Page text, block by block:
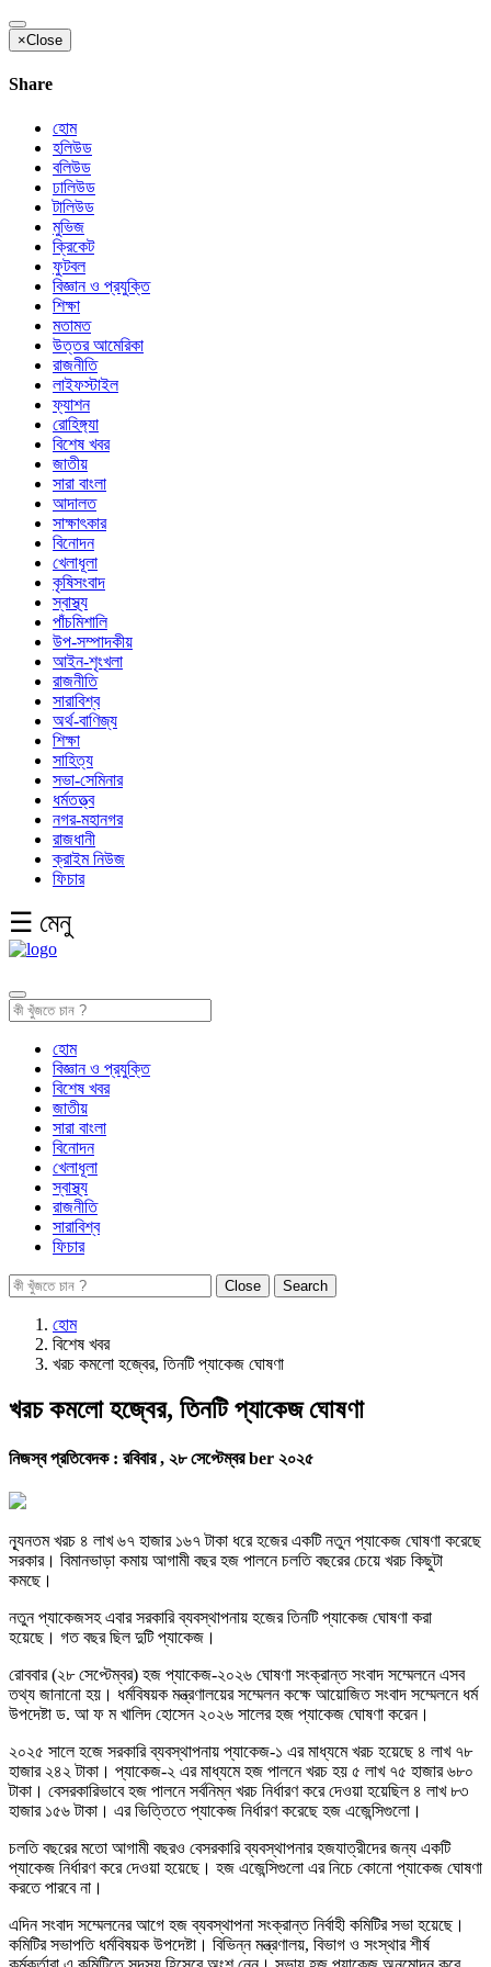
×Close
Share
হোম
হলিউড
বলিউড
ঢালিউড
টালিউড
মুভিজ
ক্রিকেট
ফুটবল
বিজ্ঞান ও প্রযুক্তি
শিক্ষা
মতামত
উত্তর আমেরিকা
রাজনীতি
লাইফস্টাইল
ফ্যাশন
রোহিঙ্গ্যা
বিশেষ খবর
জাতীয়
সারা বাংলা
আদালত
সাক্ষাৎকার
বিনোদন
খেলাধূলা
কৃষিসংবাদ
স্বাস্থ্য
পাঁচমিশালি
উপ-সম্পাদকীয়
আইন-শৃংখলা
রাজনীতি
সারাবিশ্ব
অর্থ-বাণিজ্য
শিক্ষা
সাহিত্য
সভা-সেমিনার
ধর্মতত্ত্ব
নগর-মহানগর
রাজধানী
ক্রাইম নিউজ
ফিচার
☰ মেনু
হোম
বিজ্ঞান ও প্রযুক্তি
বিশেষ খবর
জাতীয়
সারা বাংলা
বিনোদন
খেলাধূলা
স্বাস্থ্য
রাজনীতি
সারাবিশ্ব
ফিচার
Close Search
হোম
বিশেষ খবর
খরচ কমলো হজ্বের, তিনটি প্যাকেজ ঘোষণা
খরচ কমলো হজ্বের, তিনটি প্যাকেজ ঘোষণা
নিজস্ব প্রতিবেদক : রবিবার , ২৮ সেপ্টেম্বর ber ২০২৫
ন্যূনতম খরচ ৪ লাখ ৬৭ হাজার ১৬৭ টাকা ধরে হজের একটি নতুন প্যাকেজ ঘোষণা করেছে
সরকার। বিমানভাড়া কমায় আগামী বছর হজ পালনে চলতি বছরের চেয়ে খরচ কিছুটা
কমছে।
নতুন প্যাকেজসহ এবার সরকারি ব্যবস্থাপনায় হজের তিনটি প্যাকেজ ঘোষণা করা
হয়েছে। গত বছর ছিল দুটি প্যাকেজ।
রোববার (২৮ সেপ্টেম্বর) হজ প্যাকেজ-২০২৬ ঘোষণা সংক্রান্ত সংবাদ সম্মেলনে এসব
তথ্য জানানো হয়। ধর্মবিষয়ক মন্ত্রণালয়ের সম্মেলন কক্ষে আয়োজিত সংবাদ সম্মেলনে ধর্ম
উপদেষ্টা ড. আ ফ ম খালিদ হোসেন ২০২৬ সালের হজ প্যাকেজ ঘোষণা করেন।
২০২৫ সালে হজে সরকারি ব্যবস্থাপনায় প্যাকেজ-১ এর মাধ্যমে খরচ হয়েছে ৪ লাখ ৭৮
হাজার ২৪২ টাকা। প্যাকেজ-২ এর মাধ্যমে হজ পালনে খরচ হয় ৫ লাখ ৭৫ হাজার ৬৮০
টাকা। বেসরকারিভাবে হজ পালনে সর্বনিম্ন খরচ নির্ধারণ করে দেওয়া হয়েছিল ৪ লাখ ৮৩
হাজার ১৫৬ টাকা। এর ভিত্তিতে প্যাকেজ নির্ধারণ করেছে হজ এজেন্সিগুলো।
চলতি বছরের মতো আগামী বছরও বেসরকারি ব্যবস্থাপনার হজযাত্রীদের জন্য একটি
প্যাকেজ নির্ধারণ করে দেওয়া হয়েছে। হজ এজেন্সিগুলো এর নিচে কোনো প্যাকেজ ঘোষণা
করতে পারবে না।
এদিন সংবাদ সম্মেলনের আগে হজ ব্যবস্থাপনা সংক্রান্ত নির্বাহী কমিটির সভা হয়েছে।
কমিটির সভাপতি ধর্মবিষয়ক উপদেষ্টা। বিভিন্ন মন্ত্রণালয়, বিভাগ ও সংস্থার শীর্ষ